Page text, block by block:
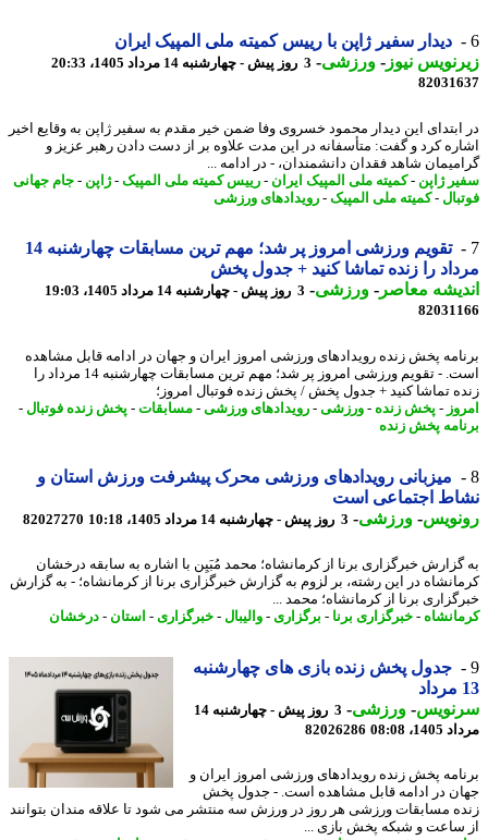
دیدار سفیر ژاپن با رییس کمیته ملی المپیک ایران
نیوز-ورزشی-3 روز پیش - چهارشنبه 14 مرداد 1405، 20:33
این دیدار محمود خسروی وفا ضمن خیر مقدم به سفیر ژاپن به وقایع اخیر
کرد و گفت: متأسفانه در این مدت علاوه بر از دست دادن رهبر عزیز و
شاهد فقدان دانشمندان، - در ادامه ...
ژاپن- کمیته ملی المپیک ایران - رییس کمیته ملی المپیک-ژاپن- جام جهانی
-کمیته ملی المپیک-رویدادهای ورزشی
تقویم ورزشی امروز پر شد؛ مهم ترین مسابقات چهارشنبه 14
را زنده تماشا کنید + جدول پخش
معاصر-ورزشی-3 روز پیش - چهارشنبه 14 مرداد 1405، 19:03
پخش زنده رویدادهای ورزشی امروز ایران و جهان در ادامه قابل مشاهده
است. - تقویم ورزشی امروز پر شد؛ مهم ترین مسابقات چهارشنبه 14 مرداد را
تماشا کنید + جدول پخش / پخش زنده فوتبال امروز؛
- پخش زنده -ورزشی -رویدادهای ورزشی -مسابقات-پخش زنده فوتبال-
پخش زنده
میزبانی رویدادهای ورزشی محرک پیشرفت ورزش استان و
اجتماعی است
-ورزشی-3 روز پیش - چهارشنبه 14 مرداد 1405، 10:18 82027270
خبرگزاری برنا از کرمانشاه؛ محمد مُبَیِن با اشاره به سابقه درخشان
در این رشته، بر لزوم به گزارش خبرگزاری برنا از کرمانشاه؛ - به گزارش
برنا از کرمانشاه؛ محمد ...
-خبرگزاری برنا-برگزاری - والیبال-خبرگزاری - استان-درخشان
جدول پخش زنده بازی های چهارشنبه
-ورزشی-
3 روز پیش - چهارشنبه 14
08:08
82026286
پخش زنده رویدادهای ورزشی امروز ایران و
در ادامه قابل مشاهده است. - جدول پخش
مسابقات ورزشی هر روز در ورزش سه منتشر می شود تا علاقه مندان بتوانند
و شبکه پخش بازی ...